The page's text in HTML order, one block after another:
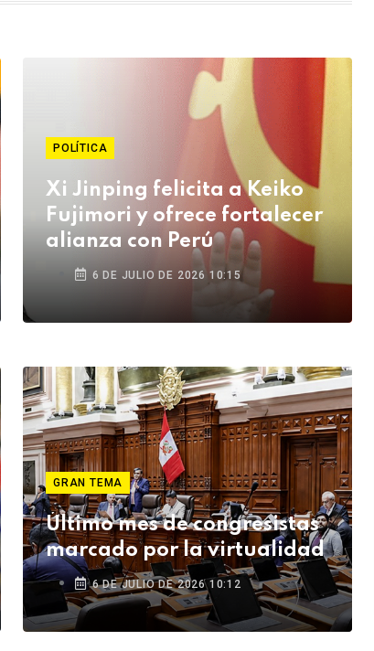
POLÍTICA
Xi Jinping felicita a Keiko
Fujimori y ofrece fortalecer
alianza con Perú
6 DE JULIO DE 2026 10:15
GRAN TEMA
Último mes de congresistas
marcado por la virtualidad
6 DE JULIO DE 2026 10:12